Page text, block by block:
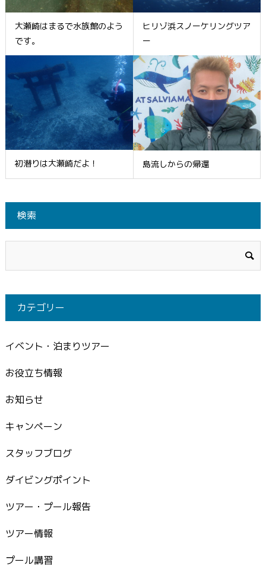
大瀬崎はまるで水族館のよう
です。
ヒリゾ浜スノーケリングツア
ー
初潜りは大瀬崎だよ！ 島流しからの帰還
検索
カテゴリー
イベント・泊まりツアー
お役立ち情報
お知らせ
キャンペーン
スタッフブログ
ダイビングポイント
ツアー・プール報告
ツアー情報
プール講習